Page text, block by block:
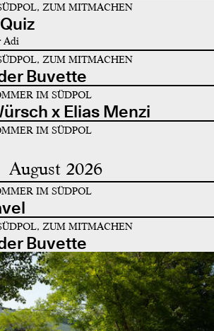
ZUM MITMACHEN
Adi
ZUM MITMACHEN
Buvette
IM SÜDPOL
x Elias Menzi
IM SÜDPOL
August 2026
IM SÜDPOL
ZUM MITMACHEN
Buvette